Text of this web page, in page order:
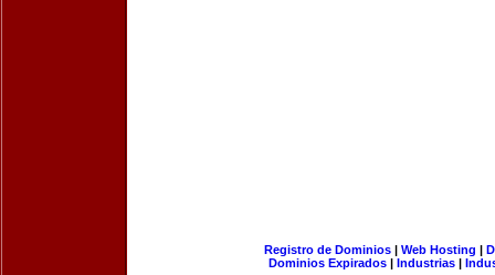
Registro de Dominios| Web Hosting |
Dominios Expirados | Industrias |